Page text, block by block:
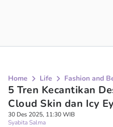
Home Life Fashion and
5 Tren Kecantikan
Cloud Skin dan Icy
30 Des 2025, 11:30 WIB
Syabita Salma